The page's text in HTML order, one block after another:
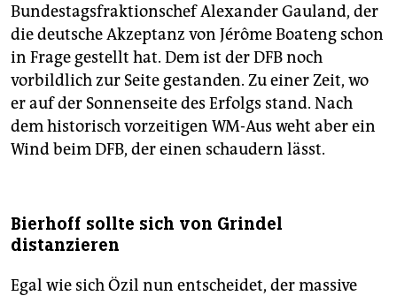
Bundestagsfraktionschef Alexander Gauland, der
die deutsche Akzeptanz von Jérôme Boateng schon
in Frage gestellt hat. Dem ist der DFB noch
vorbildlich zur Seite gestanden. Zu einer Zeit, wo
er auf der Sonnenseite des Erfolgs stand. Nach
dem historisch vorzeitigen WM-Aus weht aber ein
Wind beim DFB, der einen schaudern lässt.
Bierhoff sollte sich von Grindel
distanzieren
Egal wie sich Özil nun entscheidet, der massive